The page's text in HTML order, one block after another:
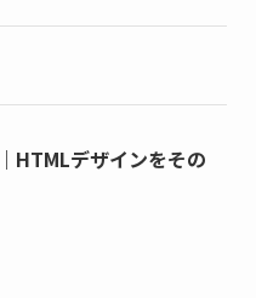
HTMLデザインをその